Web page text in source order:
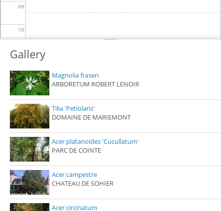
09
10
11
12
13
14
15
16
17
Gallery
Magnolia fraseri
ARBORETUM ROBERT LENOIR
Tilia 'Petiolaris'
DOMAINE DE MARIEMONT
Acer platanoides 'Cucullatum'
PARC DE COINTE
Acer campestre
CHATEAU DE SOHIER
Acer circinatum